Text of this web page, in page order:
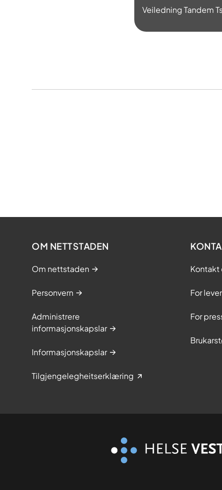
Veiledning Tandem
OM NETTSTADEN
Om nettstaden
Personvern
Administrere
informasjonskapslar
Informasjonskapslar
Tilgjengelegheitserklæring
Kontakt
For
For